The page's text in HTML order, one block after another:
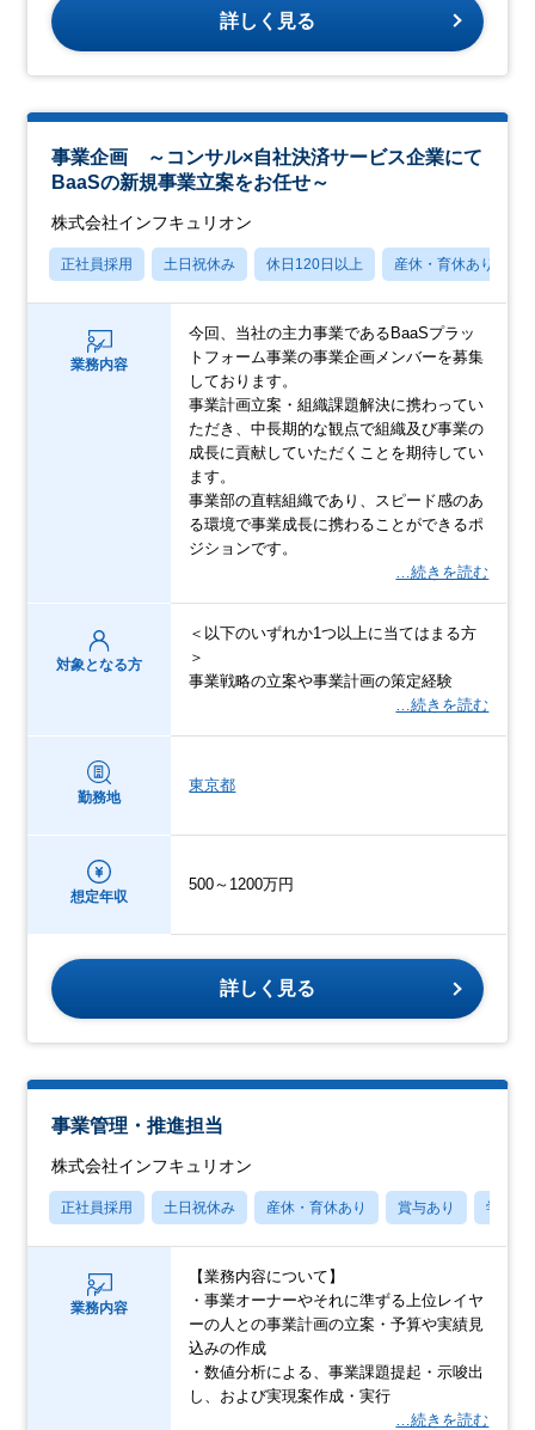
詳しく見る
事業企画 ～コンサル×自社決済サービス企業にて
BaaSの新規事業立案をお任せ～
株式会社インフキュリオン
正社員採用 土日祝休み 休日120日以上 産休・育休あり
業務内容
今回、当社の主力事業であるBaaSプラッ
トフォーム事業の事業企画メンバーを募集
しております。
事業計画立案・組織課題解決に携わってい
ただき、中長期的な観点で組織及び事業の
成長に貢献していただくことを期待してい
ます。
事業部の直轄組織であり、スピード感のあ
る環境で事業成長に携わることができるポ
ジションです。
…続きを読む
対象となる方
＜以下のいずれか1つ以上に当てはまる方
＞
事業戦略の立案や事業計画の策定経験
…続きを読む
勤務地
東京都
想定年収
500～1200万円
詳しく見る
事業管理・推進担当
株式会社インフキュリオン
正社員採用 土日祝休み 産休・育休あり 賞与あり 学歴不
業務内容
【業務内容について】
・事業オーナーやそれに準ずる上位レイヤ
ーの人との事業計画の立案・予算や実績見
込みの作成
・数値分析による、事業課題提起・示唆出
し、および実現案作成・実行
…続きを読む